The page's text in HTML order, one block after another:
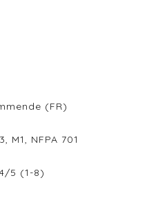
(FR)
M1, NFPA 701
4/5 (1-8)